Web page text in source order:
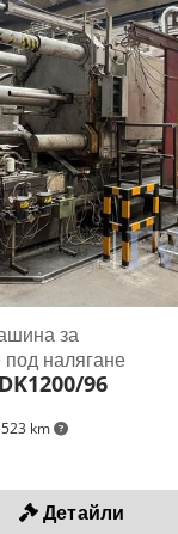
km
за
налягане
96
Детайли